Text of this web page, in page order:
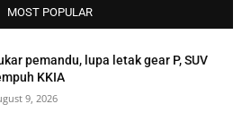
MOST POPULAR
pemandu, lupa letak gear P, SUV
KKIA
9, 2026